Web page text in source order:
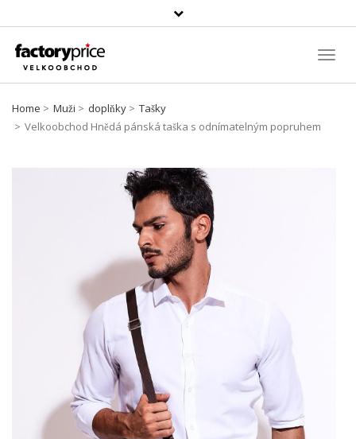
Vyhledávání
Home Muži doplňky
Tašky
Velkoobchod Hnědá pánská taška s odnímatelným popruhem